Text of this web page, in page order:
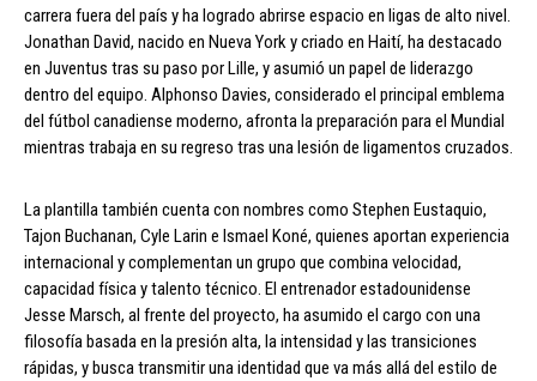
carrera fuera del país y ha logrado abrirse espacio en ligas de alto nivel.
Jonathan David, nacido en Nueva York y criado en Haití, ha destacado
en Juventus tras su paso por Lille, y asumió un papel de liderazgo
dentro del equipo. Alphonso Davies, considerado el principal emblema
del fútbol canadiense moderno, afronta la preparación para el Mundial
mientras trabaja en su regreso tras una lesión de ligamentos cruzados.
La plantilla también cuenta con nombres como Stephen Eustaquio,
Tajon Buchanan, Cyle Larin e Ismael Koné, quienes aportan experiencia
internacional y complementan un grupo que combina velocidad,
capacidad física y talento técnico. El entrenador estadounidense
Jesse Marsch, al frente del proyecto, ha asumido el cargo con una
filosofía basada en la presión alta, la intensidad y las transiciones
rápidas, y busca transmitir una identidad que va más allá del estilo de